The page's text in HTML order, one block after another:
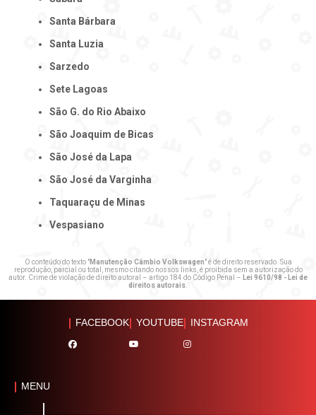
Santa Bárbara
Santa Luzia
Sarzedo
Sete Lagoas
São G. do Rio Abaixo
São Joaquim de Bicas
São José da Lapa
São José da Varginha
Taquaraçu de Minas
Vespasiano
O conteúdo do texto "Manutenção Câmbio Volkswagen" é de direito reservado. Sua
reprodução, parcial ou total, mesmo citando nossos links, é proibida sem a autorização do
autor. Crime de violação de direito autoral – artigo 184 do Código Penal –
Lei 9610/98 - Lei de
direitos autorais
FACEBOOK YOUTUBE INSTAGRAM
MENU